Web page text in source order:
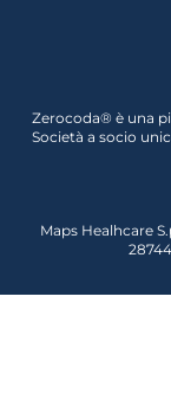
Zerocoda® è una
Società a socio
Maps Healhcare